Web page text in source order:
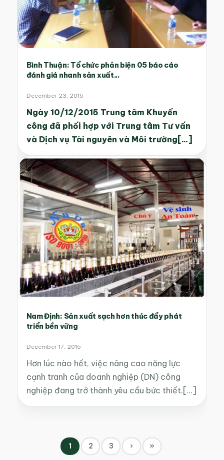
Bình Thuận: Tổ chức phản biện 05 báo cáo
đánh giá nhanh sản xuất...
December 23, 2015
Ngày 10/12/2015 Trung tâm Khuyến
công đã phối hợp với Trung tâm Tư vấn
và Dịch vụ Tài nguyên và Môi trường[...]
Nam Định: Sản xuất sạch hơn thúc đẩy phát
triển bền vững
December 17, 2015
Hơn lúc nào hết, việc nâng cao năng lực
cạnh tranh của doanh nghiệp (DN) công
nghiệp đang trở thành yêu cầu bức thiết.[...]
1 2 3 › »